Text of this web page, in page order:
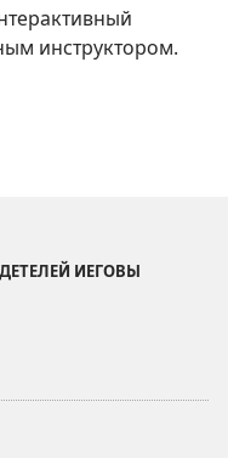
инструктором.
ИЕГОВЫ